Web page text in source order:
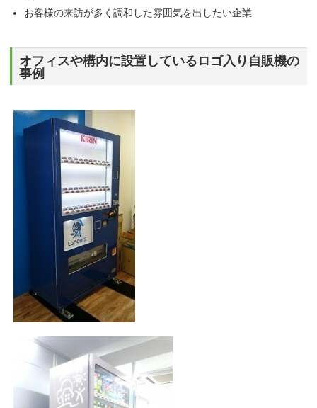
お客様の来訪が多く調和した雰囲気を出したい企業
オフィスや構内に設置しているロゴ入り自販機の
事例